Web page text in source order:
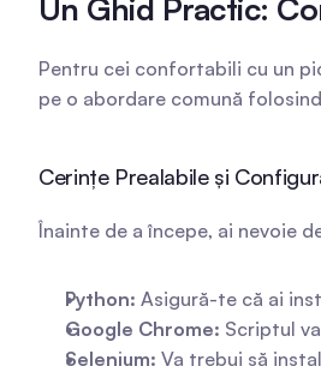
Un Ghid Practic:
Pentru cei confortabili cu un
pe o abordare comună
Cerințe Prealabile și
Înainte de a începe, ai nevoie
Python: Asigură-te că ai
Google Chrome: Scriptul
Selenium: Va trebui să